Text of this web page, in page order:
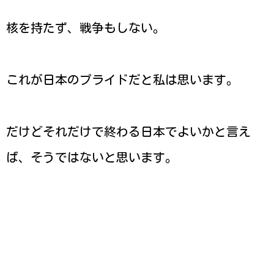
核を持たず、戦争もしない。
これが日本のプライドだと私は思います。
だけどそれだけで終わる日本でよいかと言え
ば、そうではないと思います。